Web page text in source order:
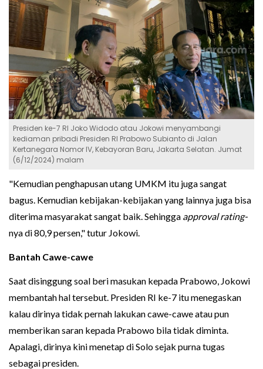
Presiden ke-7 RI Joko Widodo atau Jokowi menyambangi
kediaman pribadi Presiden RI Prabowo Subianto di Jalan
Kertanegara Nomor IV, Kebayoran Baru, Jakarta Selatan. Jumat
(6/12/2024) malam
"Kemudian penghapusan utang UMKM itu juga sangat
bagus. Kemudian kebijakan-kebijakan yang lainnya juga bisa
diterima masyarakat sangat baik. Sehingga approval rating-
nya di 80,9 persen," tutur Jokowi.
Bantah Cawe-cawe
Saat disinggung soal beri masukan kepada Prabowo, Jokowi
membantah hal tersebut. Presiden RI ke-7 itu menegaskan
kalau dirinya tidak pernah lakukan cawe-cawe atau pun
memberikan saran kepada Prabowo bila tidak diminta.
Apalagi, dirinya kini menetap di Solo sejak purna tugas
sebagai presiden.